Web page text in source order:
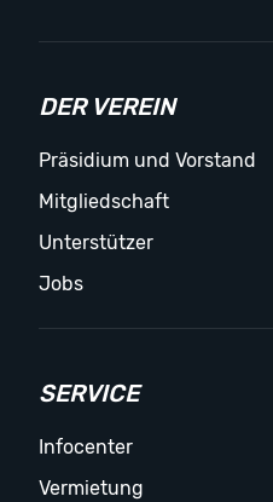
DER VEREIN
Präsidium und Vorstand
Mitgliedschaft
Unterstützer
Jobs
SERVICE
Infocenter
Vermietung